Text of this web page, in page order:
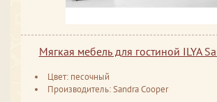
Мягкая мебель для гостиной ILYA
Цвет: песочный
Производитель: Sandra Cooper